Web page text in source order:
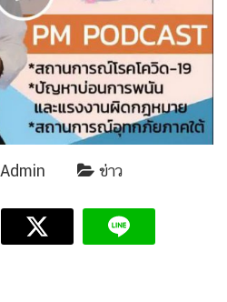
Admin ข่าว